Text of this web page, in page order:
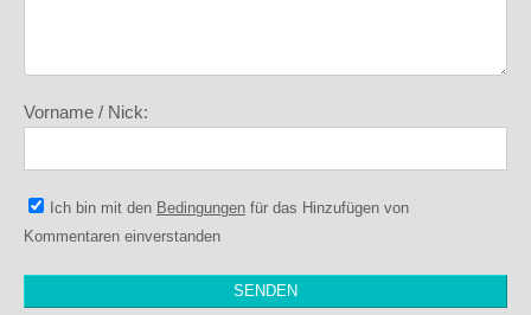
Vorname / Nick:
Ich bin mit den Bedingungen für das Hinzufügen von
Kommentaren einverstanden